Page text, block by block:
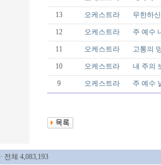
13 오케스트라 무한하
12 오케스트라 주 예수
11 오케스트라 고통의
10 오케스트라 내 주의
9 오케스트라 주 예수
· 전체 4,083,193